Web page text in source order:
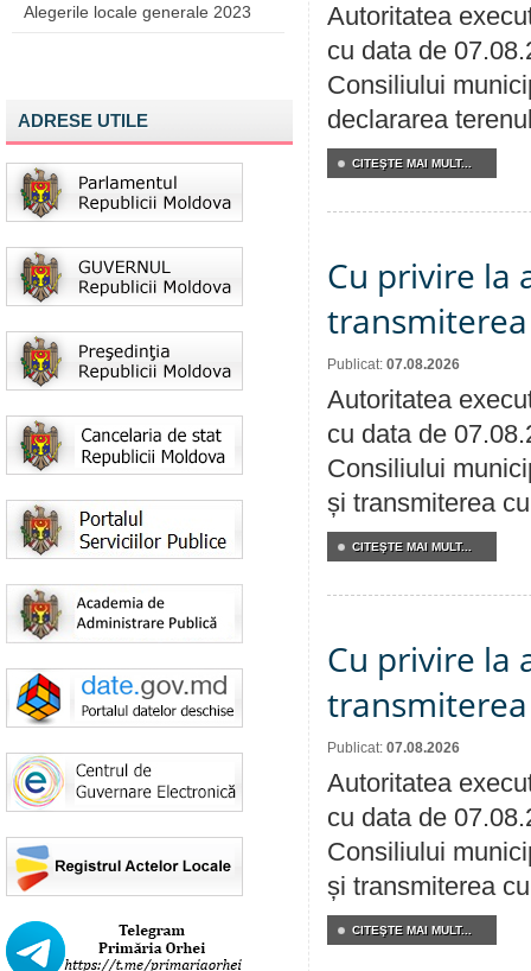
Alegerile locale generale 2023
ADRESE UTILE
Autoritatea
cu data de
Consiliului
declararea
CITEŞTE MAI MULT...
Cu privire la
Publicat: 07.08.2026
Autoritatea
cu data de
Consiliului
și transmiterea
CITEŞTE MAI MULT...
Cu privire la
Publicat: 07.08.2026
Autoritatea
cu data de
Consiliului
și transmiterea
CITEŞTE MAI MULT...